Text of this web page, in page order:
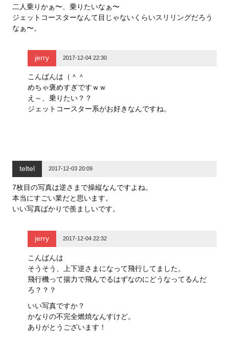
ン
ウ
す
二人乗りかぁ〜、乗りたいなぁ〜
ジェットコースターなんて目じゃないくらいスリリングだろう
なぁ〜。
jerry 2017-12-04 22:30
こんばんは（＾＾
めちゃ褒めすぎですｗｗ
え～、乗りたい？？
ジェットコースター系がお好きなんですね。
teltel 2017-12-03 20:09
7枚目の写真は逆さまで操縦なんですよね。
本当にすごい業だと思います。
いい写真ばかりで羨ましいです。
jerry 2017-12-04 22:32
こんばんは
そうそう、上下逆さまになって飛行してました。
飛行機って揚力で飛んでるはずなのにどうなってるんだ
ろ？？？
いい写真ですか？
かなりの不完全燃焼なんすけど。
ありがとうございます！